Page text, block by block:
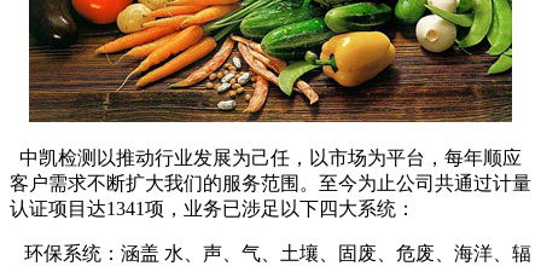
中凯检测以推动行业发展为己任，以市场为平台，每年顺应
客户需求不断扩大我们的服务范围。至今为止公司共通过计量
认证项目达1341项，业务已涉足以下四大系统：
环保系统：涵盖 水、声、气、土壤、固废、危废、海洋、辐